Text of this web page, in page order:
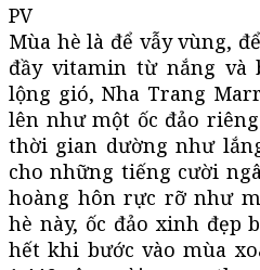
PV
Mùa hè là để vẫy vùng,
đầy vitamin từ nắng và
lộng gió, Nha Trang
lên như một ốc đảo
thời gian dường như
cho những tiếng cười
hoàng hôn rực rỡ như
hè này, ốc đảo xinh đẹp
hết khi bước vào mùa